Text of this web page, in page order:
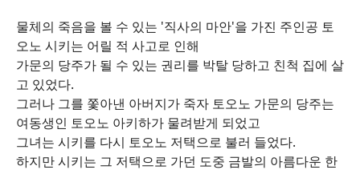
물체의 죽음을 볼 수 있는 '직사의 마안'을 가진 주인공 토
오노 시키는 어릴 적 사고로 인해
가문의 당주가 될 수 있는 권리를 박탈 당하고 친척 집에 살
고 있었다.
그러나 그를 쫓아낸 아버지가 죽자 토오노 가문의 당주는
여동생인 토오노 아키하가 물려받게 되었고
그녀는 시키를 다시 토오노 저택으로 불러 들었다.
하지만 시키는 그 저택으로 가던 도중 금발의 아름다운 한